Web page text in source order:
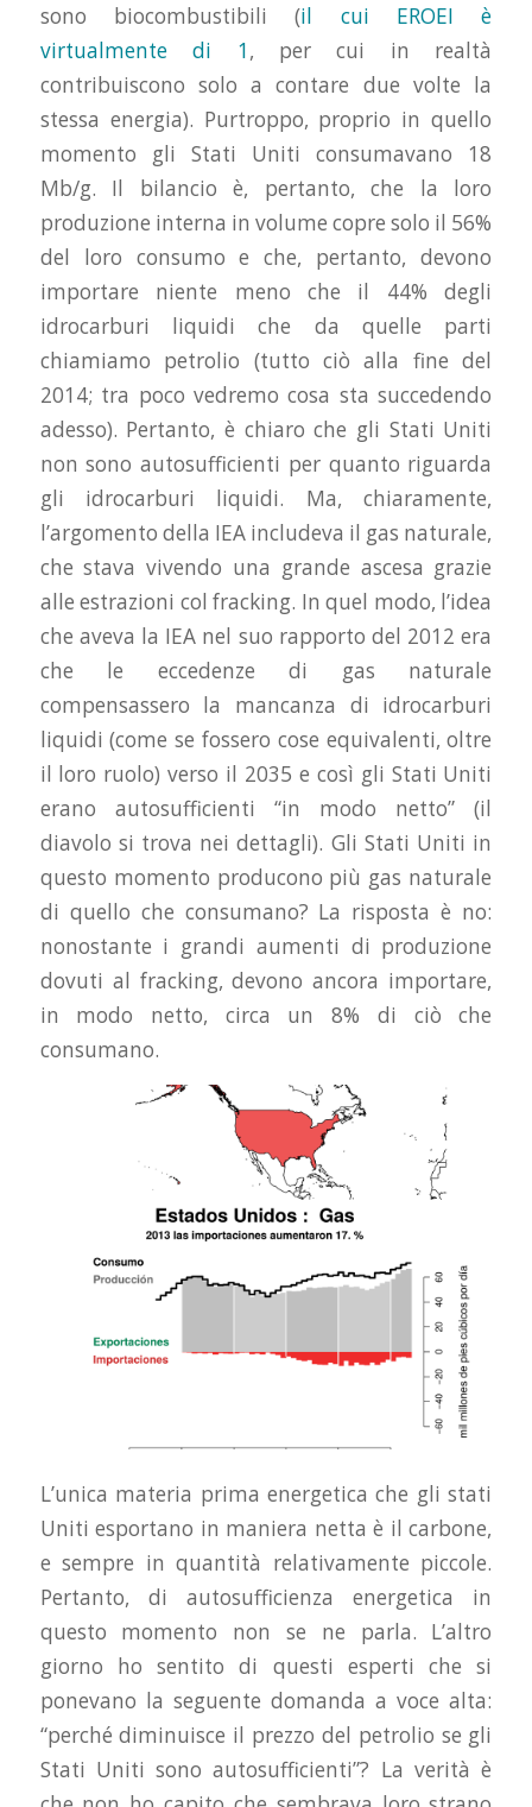
sono biocombustibili (il cui EROEI è
virtualmente di 1, per cui in realtà
contribuiscono solo a contare due volte la
stessa energia). Purtroppo, proprio in quello
momento gli Stati Uniti consumavano 18
Mb/g. Il bilancio è, pertanto, che la loro
produzione interna in volume copre solo il 56%
del loro consumo e che, pertanto, devono
importare niente meno che il 44% degli
idrocarburi liquidi che da quelle parti
chiamiamo petrolio (tutto ciò alla fine del
2014; tra poco vedremo cosa sta succedendo
adesso). Pertanto, è chiaro che gli Stati Uniti
non sono autosufficienti per quanto riguarda
gli idrocarburi liquidi. Ma, chiaramente,
l’argomento della IEA includeva il gas naturale,
che stava vivendo una grande ascesa grazie
alle estrazioni col fracking. In quel modo, l’idea
che aveva la IEA nel suo rapporto del 2012 era
che le eccedenze di gas naturale
compensassero la mancanza di idrocarburi
liquidi (come se fossero cose equivalenti, oltre
il loro ruolo) verso il 2035 e così gli Stati Uniti
erano autosufficienti “in modo netto” (il
diavolo si trova nei dettagli). Gli Stati Uniti in
questo momento producono più gas naturale
di quello che consumano? La risposta è no:
nonostante i grandi aumenti di produzione
dovuti al fracking, devono ancora importare,
in modo netto, circa un 8% di ciò che
consumano.
L’unica materia prima energetica che gli stati
Uniti esportano in maniera netta è il carbone,
e sempre in quantità relativamente piccole.
Pertanto, di autosufficienza energetica in
questo momento non se ne parla. L’altro
giorno ho sentito di questi esperti che si
ponevano la seguente domanda a voce alta:
“perché diminuisce il prezzo del petrolio se gli
Stati Uniti sono autosufficienti”? La verità è